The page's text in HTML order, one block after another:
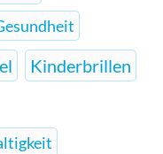
Kinderbrillen